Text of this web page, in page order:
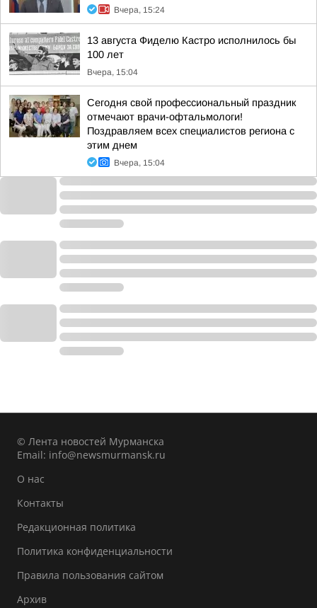
Вчера, 15:24
13 августа Фиделю Кастро исполнилось бы
100 лет
Вчера, 15:04
Сегодня свой профессиональный праздник
отмечают врачи-офтальмологи!
Поздравляем всех специалистов региона с
этим днем
Вчера, 15:04
© Лента новостей Мурманска
Email: info@newsmurmansk.ru
О нас
Контакты
Редакционная политика
Политика конфиденциальности
Правила пользования сайтом
Архив